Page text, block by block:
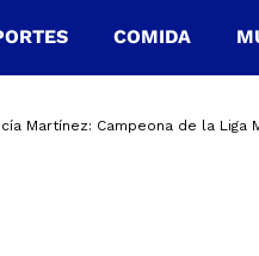
COMIDA
Martínez: Campeona de la Liga